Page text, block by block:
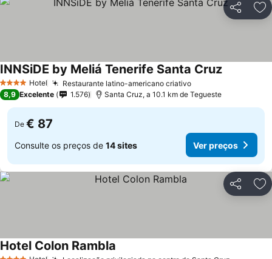
Partilhar
4 EstrelasHotel Restaurante latino-americano criativo
INNSiDE by Meliá Tenerife Santa Cruz
8,9 Excelente 1.576 Santa Cruz, a 10.1 km de Tegueste
De € 87
Consulte os preços de 14 sites Ver preços
Partilhar
Hotel Colon Rambla